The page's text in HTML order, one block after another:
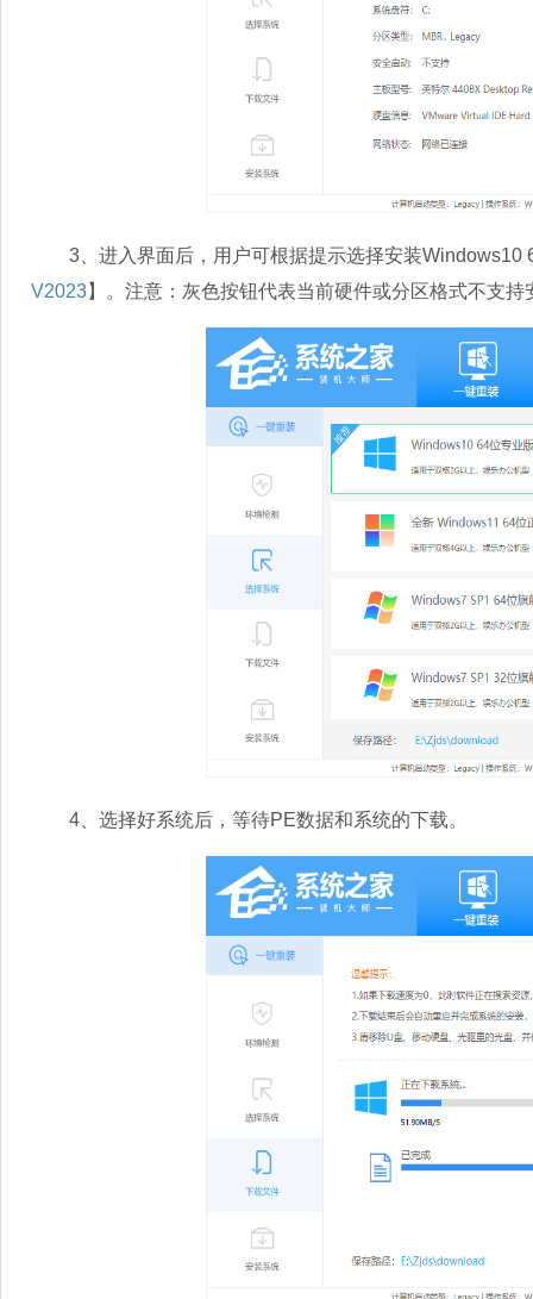
3、进入界面后，用户可根据提示选择安装Windows10
V2023】。注意：灰色按钮代表当前硬件或分区格式不支持
4、选择好系统后，等待PE数据和系统的下载。